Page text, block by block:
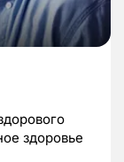
здоровье